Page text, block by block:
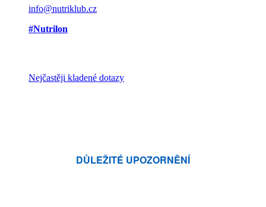
info@nutriklub.cz
#Nutrilon
Nejčastěji kladené dotazy
DŮLEŽITÉ UPOZORNĚNÍ